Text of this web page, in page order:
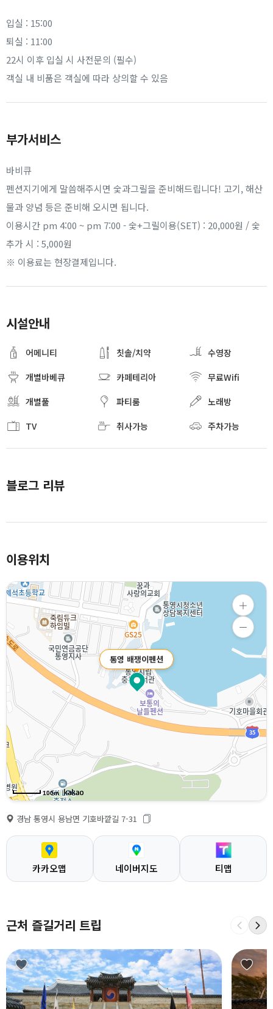
입실 : 15:00
퇴실 : 11:00
22시 이후 입실 시 사전문의 (필수)
객실 내 비품은 객실에 따라 상의할 수 있음
부가서비스
바비큐
펜션지기에게 말씀해주시면 숯과그릴을 준비해드립니다! 고기, 해산
물과 양념 등은 준비해 오시면 됩니다.
이용시간 pm 4:00 ~ pm 7:00 - 숯+그릴이용(SET) : 20,000원 / 숯
추가 시 : 5,000원
※ 이용료는 현장결제입니다.
시설안내
어메니티 칫솔/치약
수영장
개별바베큐
카페테리아
무료Wifi
개별풀
파티룸
노래방
TV
취사가능 주차가능
블로그 리뷰
이용위치
통영 배쟁이펜션
100m
경남 통영시 용남면 기호바깥길 7-31
카카오맵 네이버지도 티맵
근처 즐길거리 트립